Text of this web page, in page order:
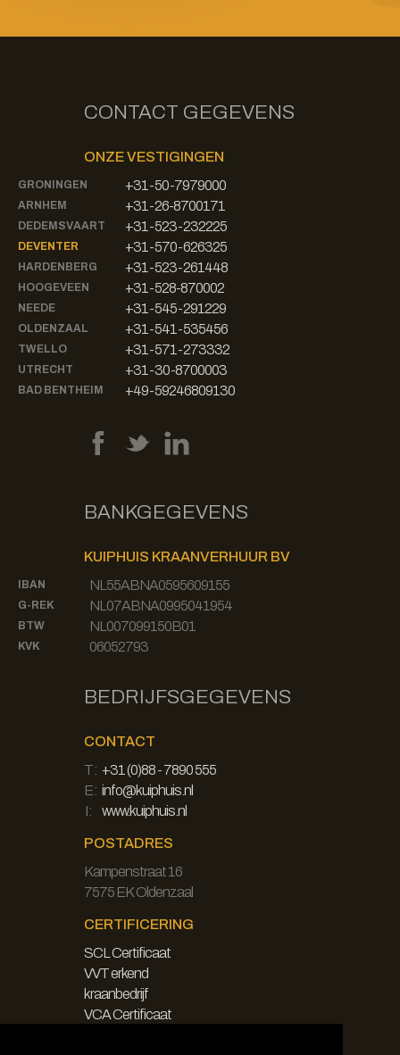
CONTACT GEGEVENS
ONZE VESTIGINGEN
GRONINGEN +31-50-7979000
ARNHEM +31-26-8700171
DEDEMSVAART +31-523-232225
DEVENTER +31-570-626325
HARDENBERG +31-523-261448
HOOGEVEEN +31-528-870002
NEEDE +31-545-291229
OLDENZAAL +31-541-535456
TWELLO +31-571-273332
UTRECHT +31-30-8700003
BAD BENTHEIM +49-59246809130
BANKGEGEVENS
KUIPHUIS KRAANVERHUUR BV
IBAN NL55ABNA0595609155
G-REK NL07ABNA0995041954
BTW NL007099150B01
KVK 06052793
BEDRIJFSGEGEVENS
CONTACT
T: +31 (0)88 - 7890 555
E: info@kuiphuis.nl
I:
www.kuiphuis.nl
POSTADRES
Kampenstraat 16
7575 EK Oldenzaal
CERTIFICERING
SCL Certificaat
VVT erkend
kraanbedrijf
VCA Certificaat